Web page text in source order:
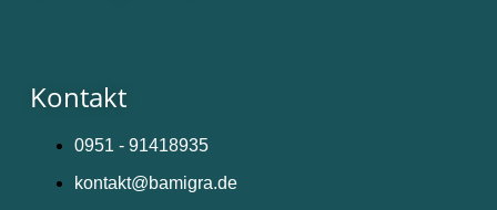
Kontakt
0951 - 91418935
kontakt@bamigra.de